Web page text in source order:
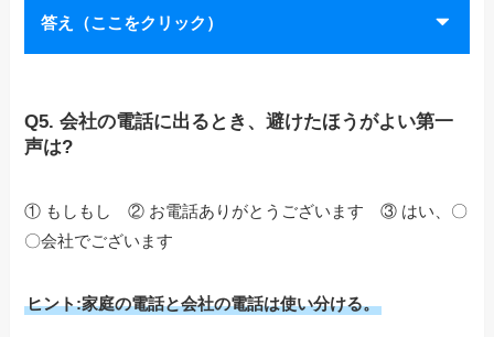
答え（ここをクリック）
Q5. 会社の電話に出るとき、避けたほうがよい第一
声は?
① もしもし ② お電話ありがとうございます ③ はい、〇
〇会社でございます
ヒント:家庭の電話と会社の電話は使い分ける。